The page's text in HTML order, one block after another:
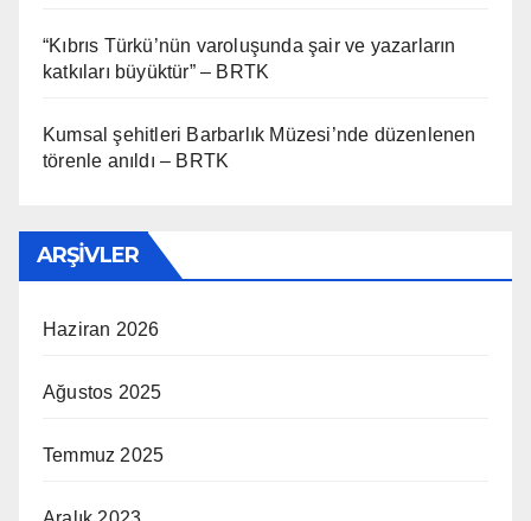
“Kıbrıs Türkü’nün varoluşunda şair ve yazarların
katkıları büyüktür” – BRTK
Kumsal şehitleri Barbarlık Müzesi’nde düzenlenen
törenle anıldı – BRTK
ARŞIVLER
Haziran 2026
Ağustos 2025
Temmuz 2025